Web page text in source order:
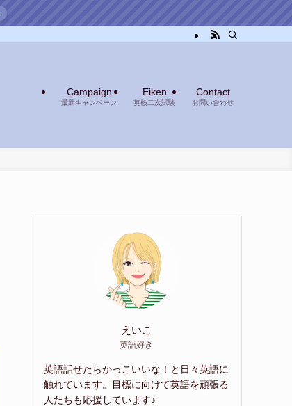
Campaign
最新キャンペーン
Eiken
英検二次試験
Contact
お問い合わせ
えいこ
英語好き
英語話せたらかっこいいな！と日々英語に
触れています。目標に向けて英語を頑張る
人たちも応援しています♪